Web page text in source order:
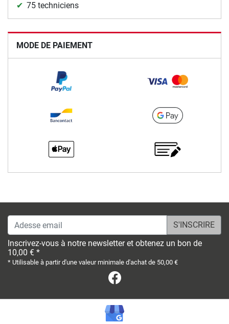
75 techniciens
MODE DE PAIEMENT
Adesse email
Inscrivez-vous à notre newsletter et obtenez un bon de
10,00 € *
* Utilisable à partir d'une valeur minimale d'achat de 50,00 €